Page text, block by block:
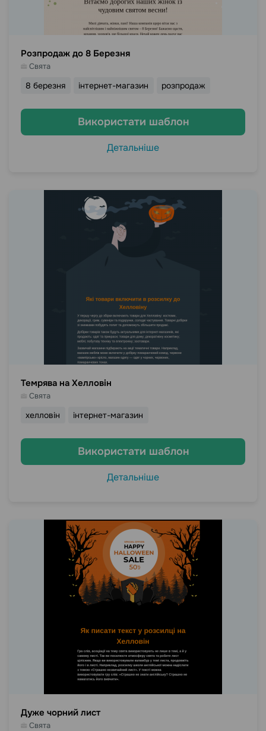
Розпродаж до 8 Березня
Свята
8 березня інтернет-магазин розпродаж
Використати шаблон
Детальніше
Темрява на Хелловін
Свята
хелловін інтернет-магазин
Використати шаблон
Детальніше
Дуже чорний лист
Свята